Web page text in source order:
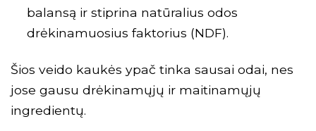
balansą ir stiprina natūralius odos
drėkinamuosius faktorius (NDF).
Šios veido kaukės ypač tinka sausai odai, nes
jose gausu drėkinamųjų ir maitinamųjų
ingredientų.